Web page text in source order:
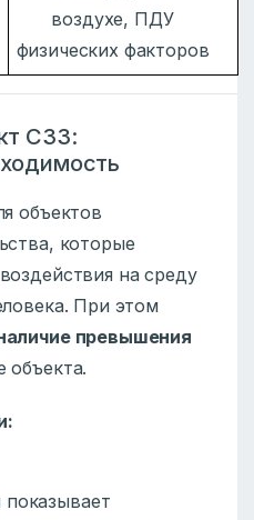
воздухе, ПДУ
физических факторов
СЗЗ:
объектов
которые
на среду
При этом
превышения
объекта.
показывает